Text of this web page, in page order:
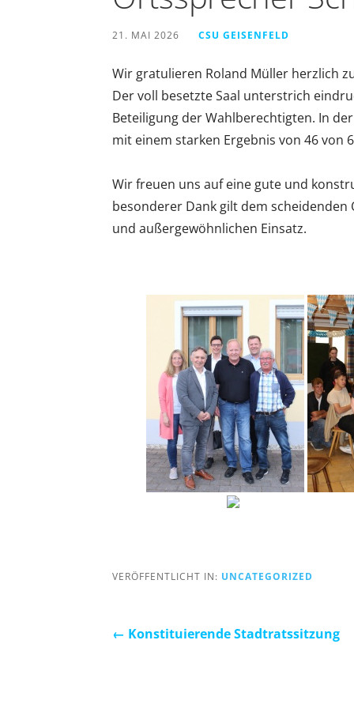
21. MAI 2026 CSU GEISENFELD
Wir gratulieren Roland Müller herzlich
Der voll besetzte Saal unterstrich
Beteiligung der Wahlberechtigten. In
mit einem starken Ergebnis von 46 von
Wir freuen uns auf eine gute und
besonderer Dank gilt dem
und außergewöhnlichen Einsatz.
VERÖFFENTLICHT IN: UNCATEGORIZED
Beitragsnavigation
← Konstituierende Stadtratssitzung